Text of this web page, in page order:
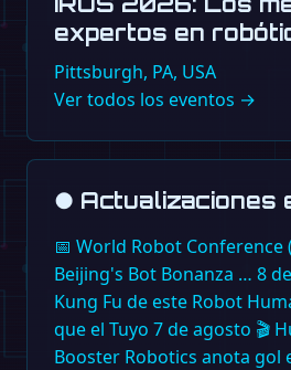
expertos en
Pittsburgh, PA, USA
Ver todos los eventos →
● Actualizaciones
📅 World Robot Conference
Beijing's Bot Bonanza … 8
Kung Fu de este Robot
que el Tuyo 7 de agosto 🎬
Booster Robotics anota gol